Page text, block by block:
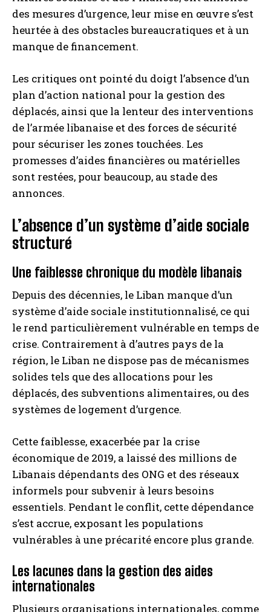
des mesures d’urgence, leur mise en œuvre s’est
heurtée à des obstacles bureaucratiques et à un
manque de financement.
Les critiques ont pointé du doigt l’absence d’un
plan d’action national pour la gestion des
déplacés, ainsi que la lenteur des interventions
de l’armée libanaise et des forces de sécurité
pour sécuriser les zones touchées. Les
promesses d’aides financières ou matérielles
sont restées, pour beaucoup, au stade des
annonces.
L’absence d’un système d’aide sociale
structuré
Une faiblesse chronique du modèle libanais
Depuis des décennies, le Liban manque d’un
système d’aide sociale institutionnalisé, ce qui
le rend particulièrement vulnérable en temps de
crise. Contrairement à d’autres pays de la
région, le Liban ne dispose pas de mécanismes
solides tels que des allocations pour les
déplacés, des subventions alimentaires, ou des
systèmes de logement d’urgence.
Cette faiblesse, exacerbée par la crise
économique de 2019, a laissé des millions de
Libanais dépendants des ONG et des réseaux
informels pour subvenir à leurs besoins
essentiels. Pendant le conflit, cette dépendance
s’est accrue, exposant les populations
vulnérables à une précarité encore plus grande.
Les lacunes dans la gestion des aides
internationales
Plusieurs organisations internationales, comme